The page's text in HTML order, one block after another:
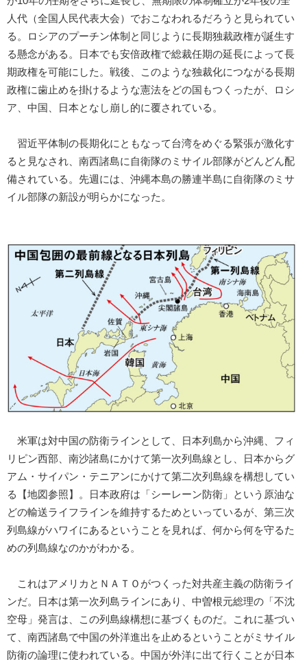
人代（全国人民代表大会）でおこなわれるだろうと見られてい
る。ロシアのプーチン体制と同じように長期独裁政権が誕生す
る懸念がある。日本でも安倍政権で総裁任期の延長によって長
期政権を可能にした。戦後、このような独裁化につながる長期
政権に歯止めを掛けるような憲法をどの国もつくったが、ロシ
ア、中国、日本となし崩し的に覆されている。
習近平体制の長期化にともなって台湾をめぐる緊張が激化す
ると見なされ、南西諸島に自衛隊のミサイル部隊がどんどん配
備されている。先週には、沖縄本島の勝連半島に自衛隊のミサ
イル部隊の新設が明らかになった。
米軍は対中国の防衛ラインとして、日本列島から沖縄、フィ
リピン西部、南沙諸島にかけて第一次列島線とし、日本からグ
アム・サイパン・テニアンにかけて第二次列島線を構想してい
る【地図参照】。日本政府は「シーレーン防衛」という原油な
どの輸送ライフラインを維持するためといっているが、第三次
列島線がハワイにあるということを見れば、何から何を守るた
めの列島線なのかがわかる。
これはアメリカとＮＡＴＯがつくった対共産主義の防衛ライ
ンだ。日本は第一次列島ラインにあり、中曽根元総理の「不沈
空母」発言は、この列島線構想に基づくものだ。これに基づい
て、南西諸島で中国の外洋進出を止めるということがミサイル
防衛の論理に使われている。中国が外洋に出て行くことが日本